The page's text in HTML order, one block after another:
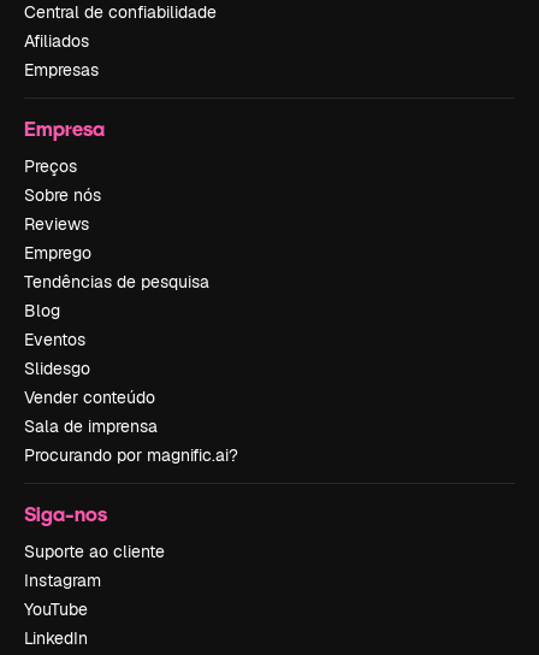
Central de confiabilidade
Afiliados
Empresas
Empresa
Preços
Sobre nós
Reviews
Emprego
Tendências de pesquisa
Blog
Eventos
Slidesgo
Vender conteúdo
Sala de imprensa
Procurando por magnific.ai?
Siga-nos
Suporte ao cliente
Instagram
YouTube
LinkedIn